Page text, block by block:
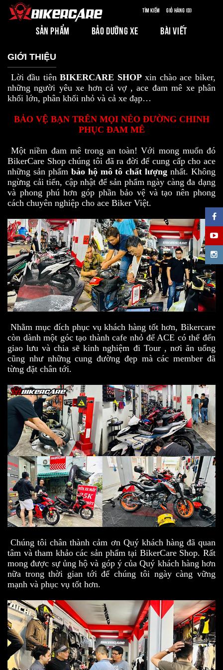
Tìm kiếm Giỏ hàng (0)
SẢN PHẨM BẢO DƯỠNG XE BÀI VIẾT
GIỚI THIỆU
Lời đầu tiênBIKERCARE SHOPxin chào ace biker,
những người yêu xe hơn cả vợ , ace đam mê xe phân
khối lớn, phân khối nhỏ và cả xe đạp…
BẢO VỆ BẠN TRÊN MỌI NẺO ĐƯỜNG CHINH
PHỤC ĐAM MÊ
Một niềm đam mê trong an toàn! Với mong muốn đó
BikerCare Shop chúng tôi đã ra đời để cung cấp cho ace
những sản phẩm bảo hộ mô tô chất lượng nhất. Không
ngừng cải tiến, cập nhật để sản phẩm ngày càng đa dạng
và phong phú hơn góp phần bảo vệ và tạo nên phong
cách chuyên nghiệp cho ace Biker Việt.
Nhằm mục đích phục vụ khách hàng tốt hơn, Bikercare
còn dành một góc tạo thành cafe nhỏ để ACE có thể đến
giao lưu và chia sẽ kinh nghiệm đi Tour , nơi ăn uống
cũng như những cung đường đẹp mà các member đã
từng đặt chân tới.
Chúng tôi chân thành cảm ơn Quý khách hàng đã quan
tâm và tham khảo các sản phẩm tại BikerCare Shop. Rất
mong được sự ủng hộ và góp ý của Quý khách hàng hơn
nữa trong thời gian tới để chúng tôi ngày càng vững
mạnh và phục vụ tốt hơn.